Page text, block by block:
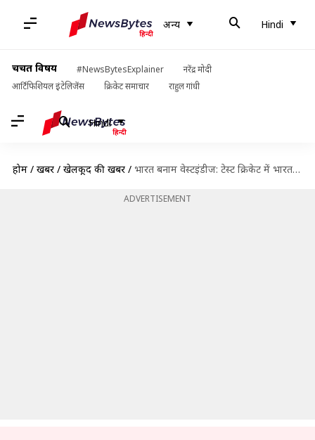
अन्य Hindi
चर्चित विषय #NewsBytesExplainer
नरेंद्र मोदी
आर्टिफिशियल इंटेलिजेंस
क्रिकेट समाचार राहुल गांधी
Hindi
होम / खबरें / खेलकूद की खबरें / भारत बनाम वेस्टइंडीज: टेस्ट क्रिकेट में भारत की वेस्टइंडीज में पांच यादगार जीत
ADVERTISEMENT